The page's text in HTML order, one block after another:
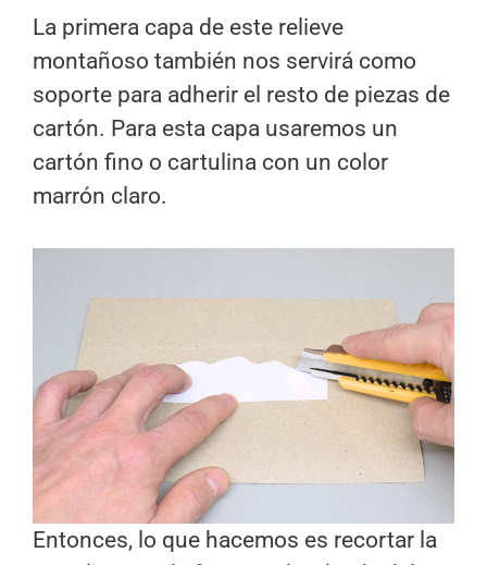
La primera capa de este relieve
montañoso también nos servirá como
soporte para adherir el resto de piezas de
cartón. Para esta capa usaremos un
cartón fino o cartulina con un color
marrón claro.
Entonces, lo que hacemos es recortar la